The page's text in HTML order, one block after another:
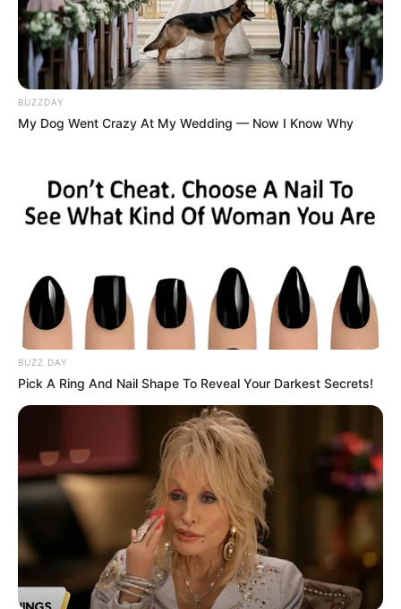
Das Wissen, das die Bauern schon seit Jahrtausenden
bei der Tier- und Pflanzenzucht anwenden, hatte
Charles Darwin 1858 der universitären Welt gelehrt. Die
mussten die Abstammungslehre ja endlich auch mal
weitere Kalauer
Smartphone Startseite
Suchen:
Auf einigen Seiten dieses Projektes sind Affiliate-
Angebote integriert. Wenn etwas darüber gebucht oder
gekauft wird, ist das eine Unterstützung, ohne dass sich
dadurch der Preis ändert.
BUZZDAY
My Dog Went Crazy At My Wedding — Now I Know Why
BUZZ DAY
Pick A Ring And Nail Shape To Reveal Your Darkest Secrets!